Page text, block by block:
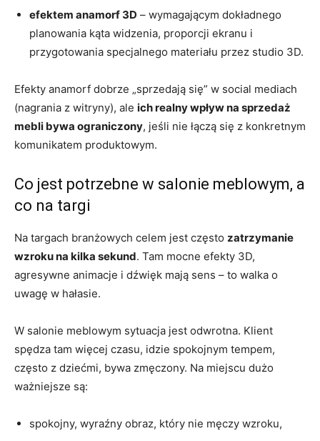
efektem anamorf 3D – wymagającym dokładnego
planowania kąta widzenia, proporcji ekranu i
przygotowania specjalnego materiału przez studio 3D.
Efekty anamorf dobrze „sprzedają się” w social mediach
(nagrania z witryny), ale ich realny wpływ na sprzedaż
mebli bywa ograniczony, jeśli nie łączą się z konkretnym
komunikatem produktowym.
Co jest potrzebne w salonie meblowym, a
co na targi
Na targach branżowych celem jest często zatrzymanie
wzroku na kilka sekund. Tam mocne efekty 3D,
agresywne animacje i dźwięk mają sens – to walka o
uwagę w hałasie.
W salonie meblowym sytuacja jest odwrotna. Klient
spędza tam więcej czasu, idzie spokojnym tempem,
często z dziećmi, bywa zmęczony. Na miejscu dużo
ważniejsze są:
spokojny, wyraźny obraz, który nie męczy wzroku,